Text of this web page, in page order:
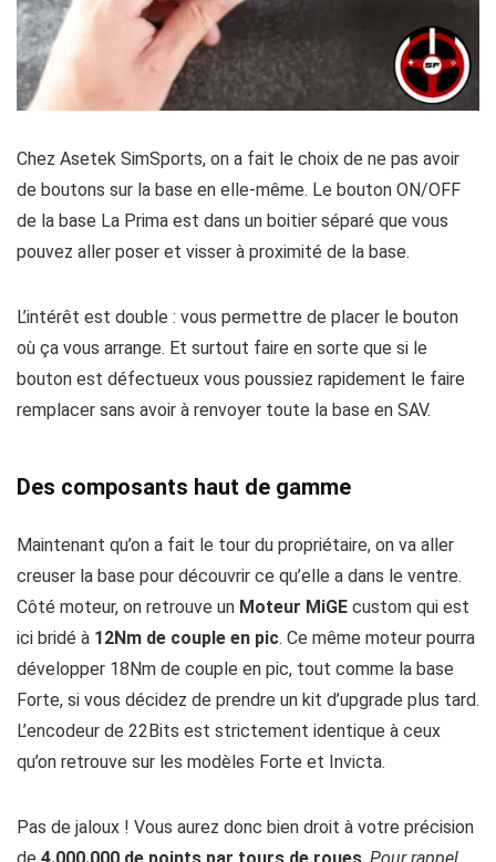
Chez Asetek SimSports, on a fait le choix de ne pas avoir
de boutons sur la base en elle-même. Le bouton ON/OFF
de la base La Prima est dans un boitier séparé que vous
pouvez aller poser et visser à proximité de la base.
L’intérêt est double : vous permettre de placer le bouton
où ça vous arrange. Et surtout faire en sorte que si le
bouton est défectueux vous poussiez rapidement le faire
remplacer sans avoir à renvoyer toute la base en SAV.
Des composants haut de gamme
Maintenant qu’on a fait le tour du propriétaire, on va aller
creuser la base pour découvrir ce qu’elle a dans le ventre.
Côté moteur, on retrouve un Moteur MiGE custom qui est
ici bridé à 12Nm de couple en pic. Ce même moteur pourra
développer 18Nm de couple en pic, tout comme la base
Forte, si vous décidez de prendre un kit d’upgrade plus tard.
L’encodeur de 22Bits est strictement identique à ceux
qu’on retrouve sur les modèles Forte et Invicta.
Pas de jaloux ! Vous aurez donc bien droit à votre précision